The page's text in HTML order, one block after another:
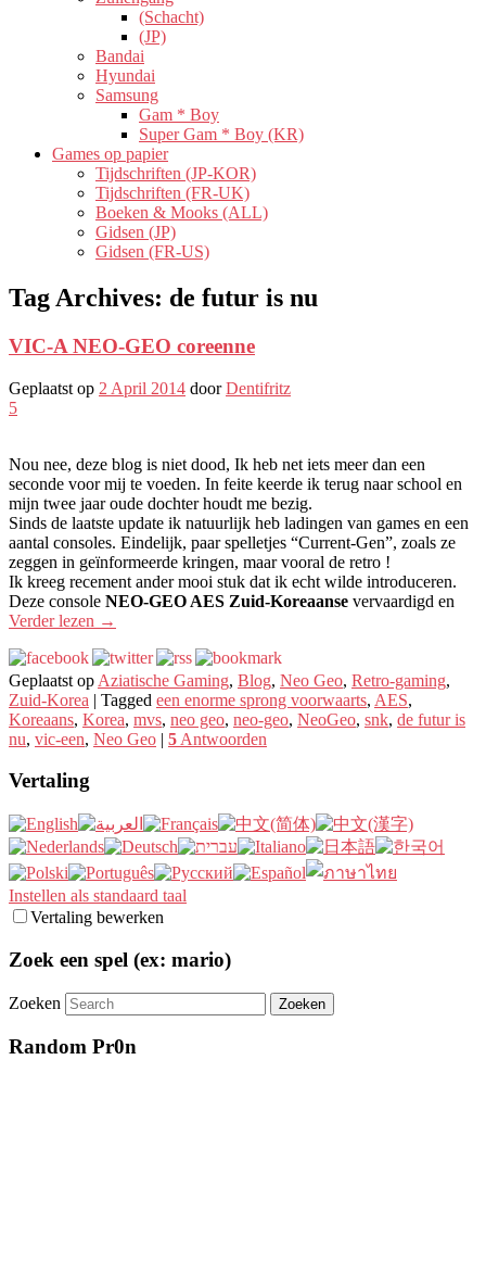
(Schacht)
(JP)
Bandai
Hyundai
Samsung
Gam * Boy
Super Gam * Boy (KR)
Games op papier
Tijdschriften (JP-KOR)
Tijdschriften (FR-UK)
Boeken & Mooks (ALL)
Gidsen (JP)
Gidsen (FR-US)
Tag Archives: de futur is nu
VIC-A NEO-GEO coreenne
Geplaatst op 2 April 2014 doorDentifritz
5
Nou nee, deze blog is niet dood, Ik heb net iets meer dan een
seconde voor mij te voeden. In feite keerde ik terug naar school en
mijn twee jaar oude dochter houdt me bezig.
Sinds de laatste update ik natuurlijk heb ladingen van games en een
aantal consoles. Eindelijk, paar spelletjes “Current-Gen”, zoals ze
zeggen in geïnformeerde kringen, maar vooral de retro !
Ik kreeg recement ander mooi stuk dat ik echt wilde introduceren.
Deze console NEO-GEO AES Zuid-Koreaanse vervaardigd en
Verder lezen →
Geplaatst op Aziatische Gaming, Blog, Neo Geo, Retro-gaming,
Zuid-Korea | Tagged een enorme sprong voorwaarts, AES,
Koreaans, Korea, mvs, neo geo, neo-geo, NeoGeo, snk, de futur is
nu, vic-een, Neo Geo | 5 Antwoorden
Vertaling
Instellen als standaard taal
Vertaling bewerken
Zoek een spel (ex: mario)
Zoeken
Random Pr0n